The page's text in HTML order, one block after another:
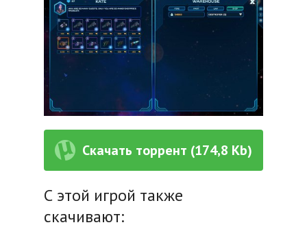
Скачать торрент (174,8 Kb)
С этой игрой также
скачивают: